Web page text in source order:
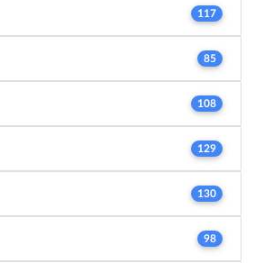
117
85
108
129
130
98